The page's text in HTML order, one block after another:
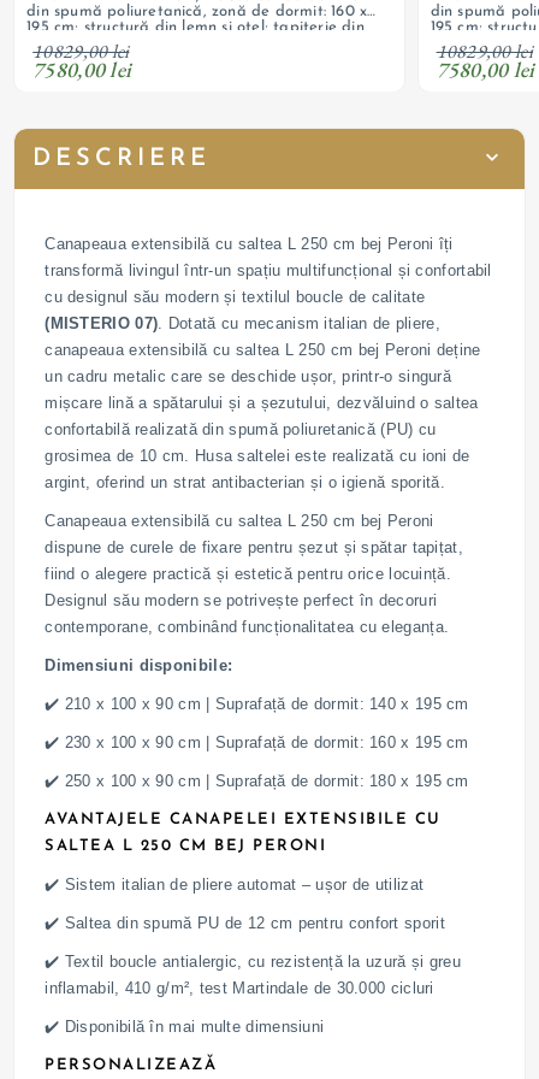
din spumă poliuretanică, zonă de dormit: 160 x
195 cm; structură din lemn și oțel; tapițerie din
material textil boucle; posibilitate alegere
dimensiuni și culori
10829,00 lei
7580,00 lei
din spumă
195 cm;
material
dimensiuni și
10829,00 lei
7580,00 lei
DESCRIERE
Canapeaua extensibilă cu saltea L 250 cm bej Peroni îți
transformă livingul într-un spațiu multifuncțional și confortabil
cu designul său modern și textilul boucle de calitate
(MISTERIO 07) . Dotată cu mecanism italian de pliere,
canapeaua extensibilă cu saltea L 250 cm bej Peroni deține
un cadru metalic care se deschide ușor, printr-o singură
mișcare lină a spătarului și a șezutului, dezvăluind o saltea
confortabilă realizată din spumă poliuretanică (PU) cu
grosimea de 10 cm. Husa saltelei este realizată cu ioni de
argint, oferind un strat antibacterian și o igienă sporită.
Canapeaua extensibilă cu saltea L 250 cm bej Peroni
dispune de curele de fixare pentru șezut și spătar tapițat,
fiind o alegere practică și estetică pentru orice locuință.
Designul său modern se potrivește perfect în decoruri
contemporane, combinând funcționalitatea cu eleganța.
Dimensiuni disponibile:
✔️ 210 x 100 x 90 cm | Suprafață de dormit: 140 x 195 cm
✔️ 230 x 100 x 90 cm | Suprafață de dormit: 160 x 195 cm
✔️ 250 x 100 x 90 cm | Suprafață de dormit: 180 x 195 cm
AVANTAJELE CANAPELEI EXTENSIBILE CU
SALTEA L 250 CM BEJ PERONI
✔️ Sistem italian de pliere automat – ușor de utilizat
✔️ Saltea din spumă PU de 12 cm pentru confort sporit
✔️ Textil boucle antialergic, cu rezistență la uzură și greu
inflamabil, 410 g/m², test Martindale de 30.000 cicluri
✔️ Disponibilă în mai multe dimensiuni
PERSONALIZEAZĂ